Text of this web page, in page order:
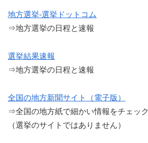
地方選挙-選挙ドットコム
⇒地方選挙の日程と速報
選挙結果速報
⇒地方選挙の日程と速報
全国の地方新聞サイト（電子版）
⇒全国の地方紙で細かい情報をチェック
（選挙のサイトではありません）